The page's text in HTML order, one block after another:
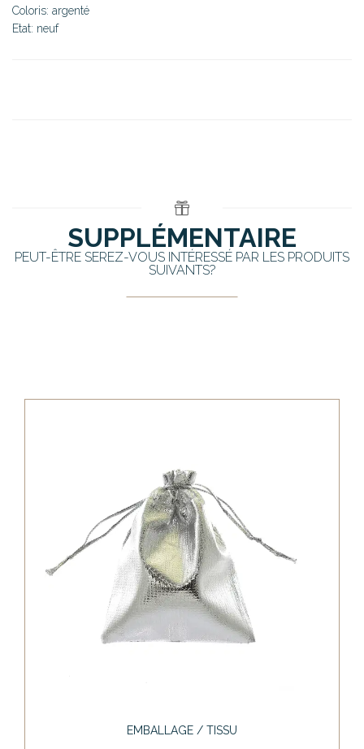
Coloris: argenté
Etat: neuf
SUPPLÉMENTAIRE
PEUT-ÊTRE SEREZ-VOUS INTÉRESSÉ PAR LES PRODUITS
SUIVANTS?
EMBALLAGE / TISSU